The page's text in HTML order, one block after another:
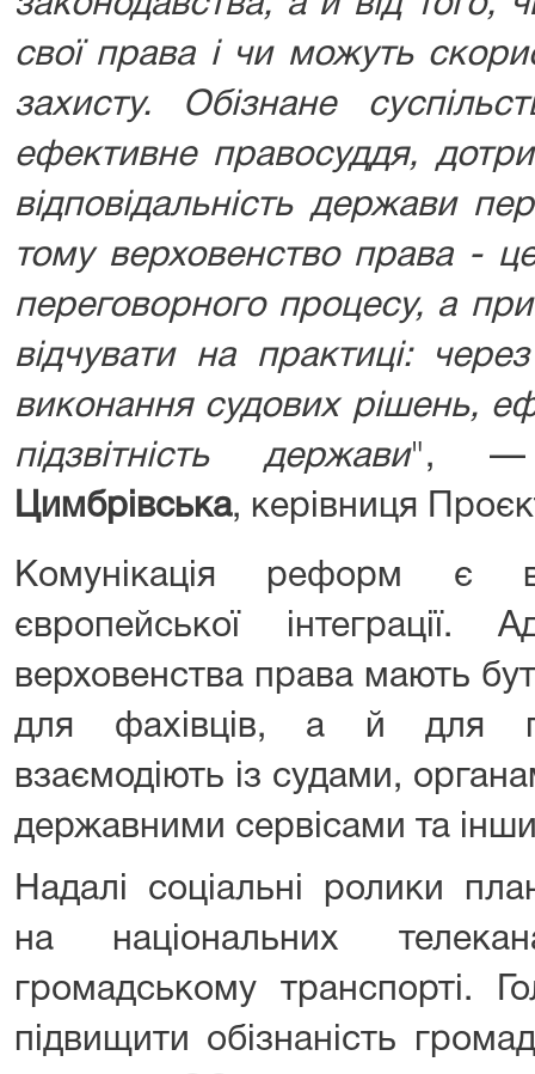
свої права і чи можуть
захисту. Обізнане
ефективне правосуддя,
відповідальність держави
тому верховенство права -
переговорного процесу, а
відчувати на практиці:
виконання судових рішень,
підзвітність держави", —
Цимбрівська, керівниця
Комунікація реформ є
європейської
верховенства права мають
для фахівців, а й для
взаємодіють із судами,
державними сервісами та
Надалі соціальні ролики
на національних
громадському транспорті.
підвищити обізнаність